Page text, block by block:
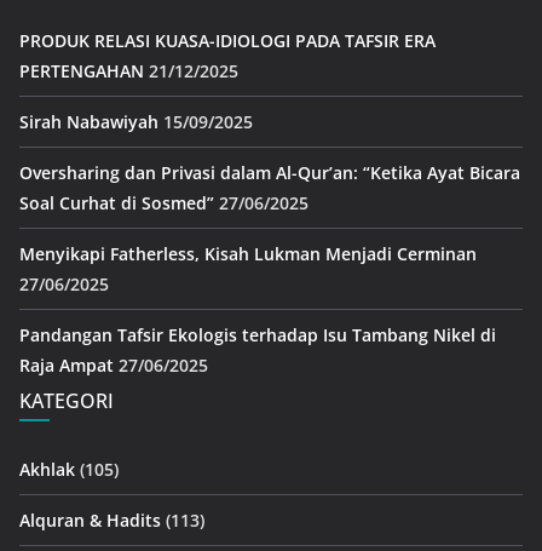
PRODUK RELASI KUASA-IDIOLOGI PADA TAFSIR ERA
PERTENGAHAN 21/12/2025
Sirah Nabawiyah 15/09/2025
Oversharing dan Privasi dalam Al-Qur’an: “Ketika Ayat Bicara
Soal Curhat di Sosmed” 27/06/2025
Menyikapi Fatherless, Kisah Lukman Menjadi Cerminan
27/06/2025
Pandangan Tafsir Ekologis terhadap Isu Tambang Nikel di
Raja Ampat 27/06/2025
KATEGORI
Akhlak (105)
Alquran & Hadits (113)